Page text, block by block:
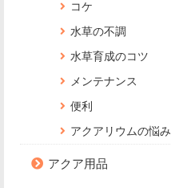
コケ
水草の不調
水草育成のコツ
メンテナンス
便利
アクアリウムの悩み
アクア用品